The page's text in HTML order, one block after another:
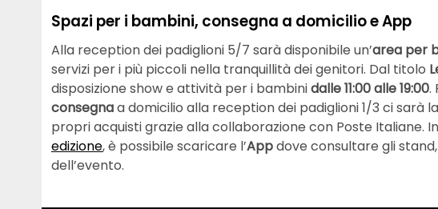
Spazi per i bambini, consegna a domicilio e App
Alla reception dei padiglioni 5/7 sarà disponibile un’area per
servizi per i più piccoli nella tranquillità dei genitori. Dal titolo
disposizione show e attività per i bambinidalle 11:00 alle 19:00.
consegnaa domicilio alla reception dei padiglioni 1/3 ci sarà
propri acquisti grazie alla collaborazione con Poste Italiane.
edizione, è possibile scaricare l’Appdove consultare gli
dell’evento.